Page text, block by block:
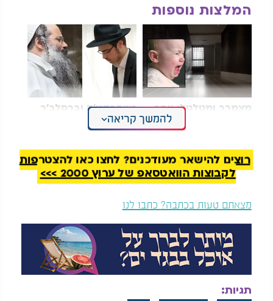
המלצות נוספות
מצמרר ומטלטל: ויתר
לאלמנה על החוב -
וזכה במיליונים
כשחבדני'ק וברסלב'ר
ביקשו בדיחה מהרב
לסרי - צפו:
לפי החוקרים, הממצאים מעידים כי לא מדובר באתר
קבורה חד פעמי, אלא במקום ששימש קבוצה קבועה
לאורך דורות, ככל הנראה משפחות מורחבות או קהילה
מקומית שחזרה לאתר שוב ושוב.
החוקרת הראשית, לואיז סקופל, אמרה כי הממצאים
מחזקים את ההשערה שכדי האבן היו חלק ממערכת
פולחנית הקשורה לעבודת אבות. לדבריה: "היקף
הקבורה מעיד שהכדים לא שימשו יחידים, אלא קבוצות
משפחתיות שחזרו אליהם שוב ושוב לטקסים ולזיכרון".
להמשך קריאה
רוצים להישאר מעודכנים? לחצו כאן להצטרפות
לקבוצות הוואטסאפ של ערוץ 2000 >>>
מצאתם טעות בכתבה? כתבו לנו
תגיות: